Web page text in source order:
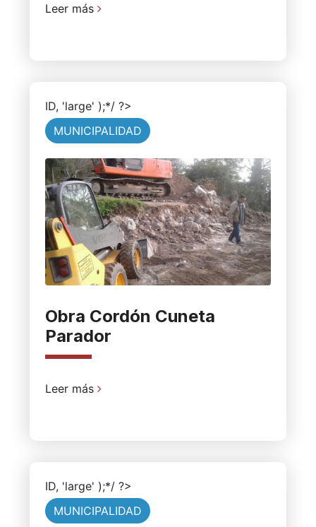
Leer más
ID, 'large' );*/ ?>
MUNICIPALIDAD
Obra Cordón Cuneta
Parador
Leer más
ID, 'large' );*/ ?>
MUNICIPALIDAD